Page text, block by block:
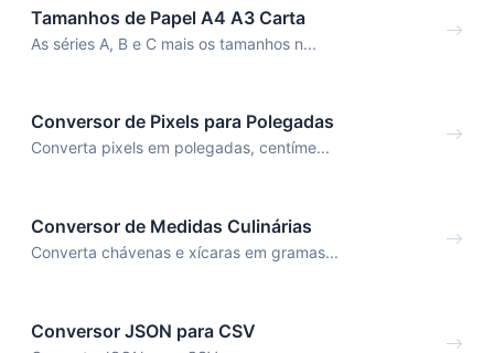
Tamanhos de Papel A4 A3 Carta
As séries A, B e C mais os tamanhos n...
Conversor de Pixels para Polegadas
Converta pixels em polegadas, centíme...
Conversor de Medidas Culinárias
Converta chávenas e xícaras em gramas...
Conversor JSON para CSV